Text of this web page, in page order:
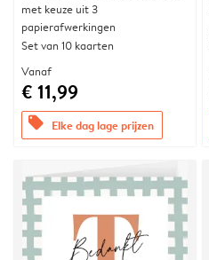
met keuze uit 3
papierafwerkingen
Set van 10 kaarten
Vanaf
€ 11,99
offers Elke dag lage prijzen